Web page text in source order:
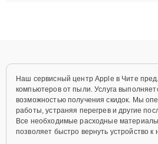
Наш сервисный центр Apple в Чите
компьютеров от пыли. Услуга
возможностью получения скидок. Мы
работы, устраняя перегрев и другие
Все необходимые расходные материалы
позволяет быстро вернуть устройство к